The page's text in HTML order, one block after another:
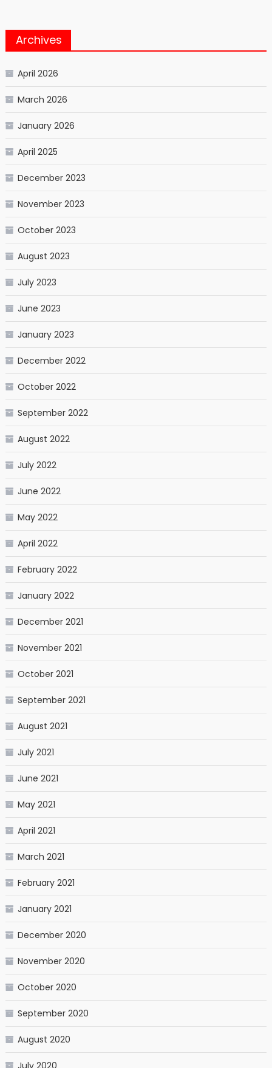
Archives
April 2026
March 2026
January 2026
April 2025
December 2023
November 2023
October 2023
August 2023
July 2023
June 2023
January 2023
December 2022
October 2022
September 2022
August 2022
July 2022
June 2022
May 2022
April 2022
February 2022
January 2022
December 2021
November 2021
October 2021
September 2021
August 2021
July 2021
June 2021
May 2021
April 2021
March 2021
February 2021
January 2021
December 2020
November 2020
October 2020
September 2020
August 2020